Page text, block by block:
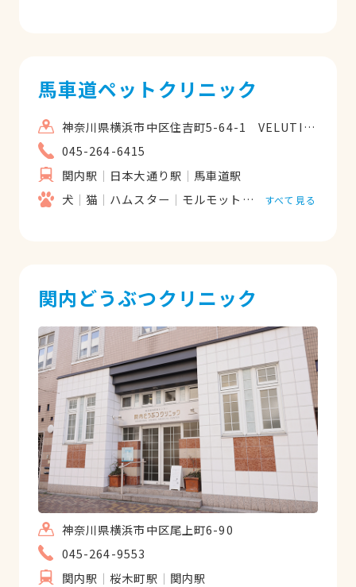
馬車道ペットクリニック
神奈川県横浜市中区住吉町5-64-1 VELUTINA馬車道204
045-264-6415
関内駅
日本大通り駅
馬車道駅
犬
猫 ハムスター モルモット フェレット
すべて見る
関内どうぶつクリニック
神奈川県横浜市中区尾上町6-90
045-264-9553
関内駅
桜木町駅
関内駅